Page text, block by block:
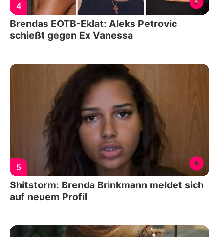
4
Brendas EOTB-Eklat: Aleks Petrovic
schießt gegen Ex Vanessa
5
Shitstorm: Brenda Brinkmann meldet sich
auf neuem Profil